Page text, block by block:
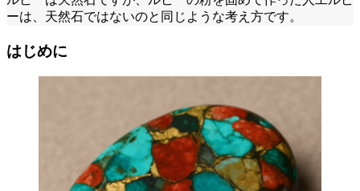
ーは、天然石ではないのと同じような考え方です。
はじめに